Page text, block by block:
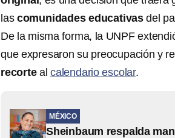
las comunidades educativas del
De la misma forma, la UNPF
que expresaron su preocupación y
recortealcalendario escolar.
MÉXICO
Sheinbaum respalda